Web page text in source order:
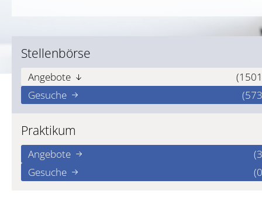
Stellenbörse
Angebote
Gesuche
Praktikum
Angebote
Gesuche